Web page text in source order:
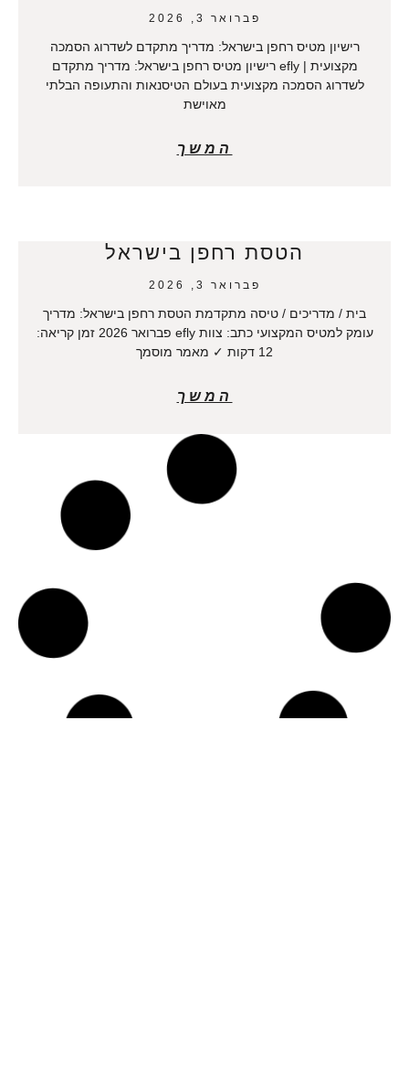
פברואר 3, 2026
רישיון מטיס רחפן בישראל: מדריך מתקדם לשדרוג הסמכה
מקצועית | efly רישיון מטיס רחפן בישראל: מדריך מתקדם
לשדרוג הסמכה מקצועית בעולם הטיסנאות והתעופה הבלתי
מאוישת
המשך
הטסת רחפן בישראל
פברואר 3, 2026
בית / מדריכים / טיסה מתקדמת הטסת רחפן בישראל: מדריך
עומק למטיס המקצועי כתב: צוות efly פברואר 2026 זמן קריאה:
12 דקות ✓ מאמר מוסמך
המשך